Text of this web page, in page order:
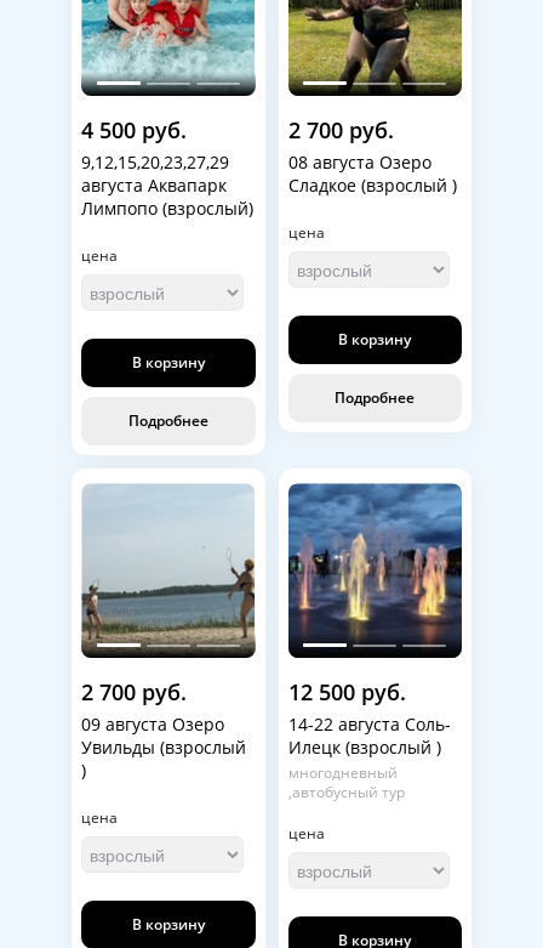
4 500 руб.
9,12,15,20,23,27,29
августа Аквапарк
Лимпопо (взрослый)
цена
В корзину
Подробнее
2 700 руб.
08 августа Озеро
Сладкое (взрослый )
цена
В корзину
Подробнее
2 700 руб.
09 августа Озеро
Увильды (взрослый
)
цена
В корзину
12 500 руб.
14-22 августа Соль-
Илецк (взрослый )
многодневный
,автобусный тур
цена
В корзину